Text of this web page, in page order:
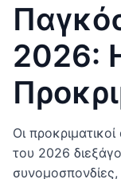
2026:
Οι
του 2026